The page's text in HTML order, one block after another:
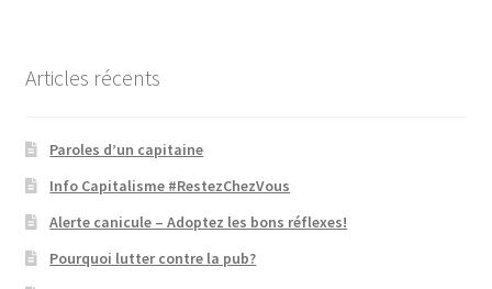
Articles récents
Paroles d’un capitaine
Info Capitalisme #RestezChezVous
Alerte canicule – Adoptez les bons réflexes!
Pourquoi lutter contre la pub?